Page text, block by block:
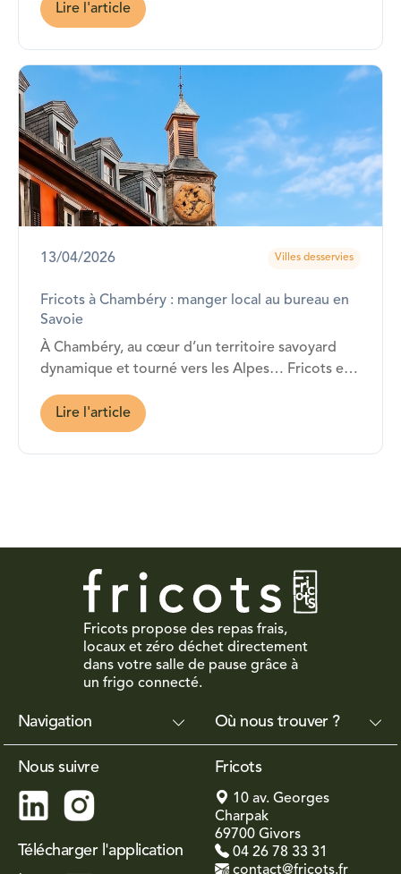
Châteauneuf-sur-Isère… Fricots est présent !
Lire l'article
13/04/2026 Villes desservies
Fricots à Chambéry : manger local au bureau en
Savoie
À Chambéry, au cœur d’un territoire savoyard
dynamique et tourné vers les Alpes… Fricots est
présent !
Lire l'article
Fricots propose des repas frais,
locaux et zéro déchet directement
dans votre salle de pause grâce à
un frigo connecté.
Navigation Où nous trouver ?
Nous suivre
Télécharger l'application
Fricots
10 av. Georges
Charpak
69700 Givors
04 26 78 33 31
contact@fricots.fr